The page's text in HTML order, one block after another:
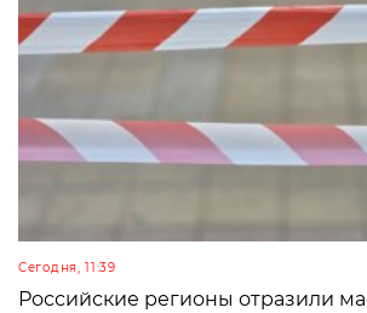
Сегодня, 11:39
Российские регионы отразили